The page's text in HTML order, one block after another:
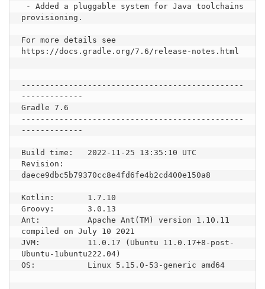
provisioning.
For more details see
https://docs.gradle.org/7.6/release-notes.html
-----------------------------------------------
-------------
Gradle 7.6
-----------------------------------------------
-------------
Build time:   2022-11-25 13:35:10 UTC
Revision:
daece9dbc5b79370cc8e4fd6fe4b2cd400e150a8
Kotlin:       1.7.10
Groovy:       3.0.13
Ant:          Apache Ant(TM) version 1.10.11
compiled on July 10 2021
JVM:          11.0.17 (Ubuntu 11.0.17+8-post-
Ubuntu-1ubuntu222.04)
OS:           Linux 5.15.0-53-generic amd64